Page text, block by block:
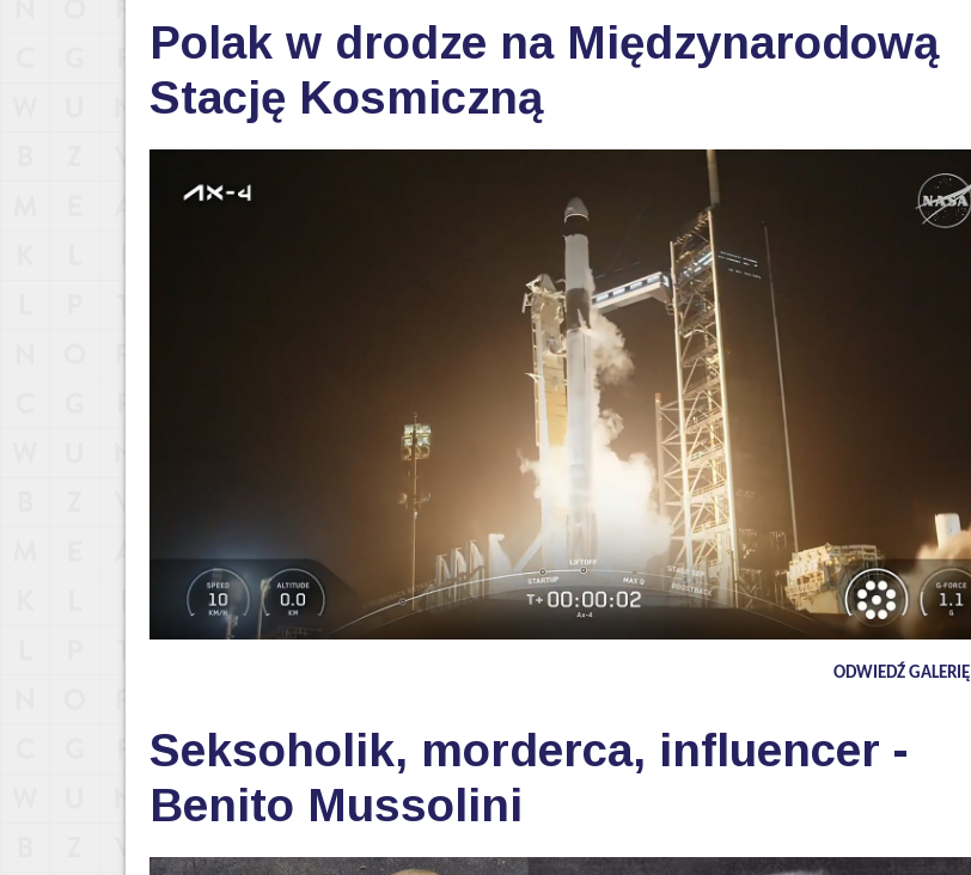
Polak w drodze na Międzynarodową
Stację Kosmiczną
ODWIEDŹ GALERIĘ
Seksoholik, morderca, influencer -
Benito Mussolini